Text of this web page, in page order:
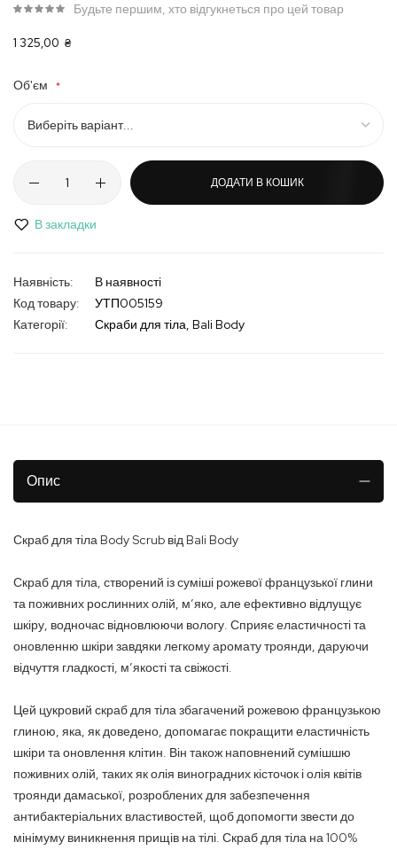
зображень
1 325,00 ₴
Будьте першим, хто відгукнеться про цей товар
Об'єм
ДОДАТИ В КОШИК
В закладки
В наявності
Код товару
УТП005159
Категорії:
Скраби для тіла Bali Body
Опис
Скраб для тіла Body Scrub від Bali Body
Скраб для тіла, створений із суміші рожевої французької глини
та поживних рослинних олій, м’яко, але ефективно відлущує
шкіру, водночас відновлюючи вологу. Сприяє еластичності та
оновленню шкіри завдяки легкому аромату троянди, даруючи
відчуття гладкості, м’якості та свіжості.
Цей цукровий скраб для тіла збагачений рожевою французькою
глиною, яка, як доведено, допомагає покращити еластичність
шкіри та оновлення клітин. Він також наповнений сумішшю
поживних олій, таких як олія виноградних кісточок і олія квітів
троянди дамаської, розроблених для забезпечення
антибактеріальних властивостей, щоб допомогти звести до
мінімуму виникнення прищів на тілі. Скраб для тіла на 100%